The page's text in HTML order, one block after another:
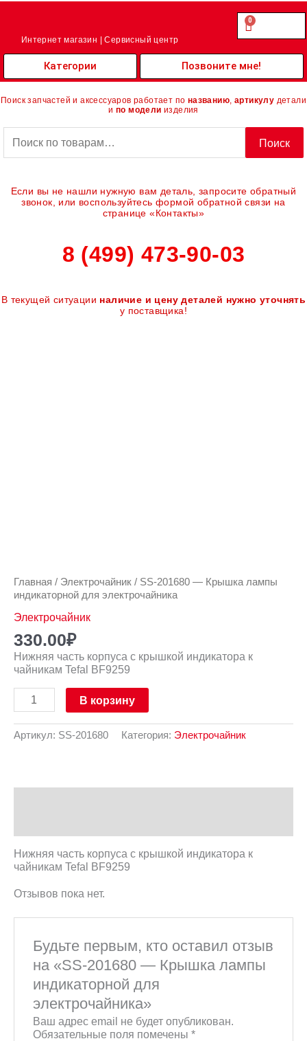
Перейти
Интернет магазин | Сервисный центр
0.00
0
Cart
Категории Позвоните мне!
Поиск запчастей и аксессуаров работает по названию артикулу детали
и по модели изделия
Поиск
Если вы не нашли нужную вам деталь, запросите обратный
звонок, или воспользуйтесь формой обратной связи на
странице «Контакты»
8 (499) 473-90-03
В текущей ситуации наличие и цену деталей нужно уточнять
у поставщика!
Главная / Электрочайник / SS-201680 — Крышка лампы
индикаторной для электрочайника
Электрочайник
330.00₽
Нижняя часть корпуса с крышкой индикатора к
чайникам Tefal BF9259
В корзину
Артикул: SS-201680 Категория: Электрочайник
Нижняя часть корпуса с крышкой индикатора к
чайникам Tefal BF9259
Отзывов пока нет.
Будьте первым, кто оставил отзыв
на «SS-201680 — Крышка лампы
индикаторной для
электрочайника»
Ваш адрес email не будет опубликован.
Обязательные поля помечены*